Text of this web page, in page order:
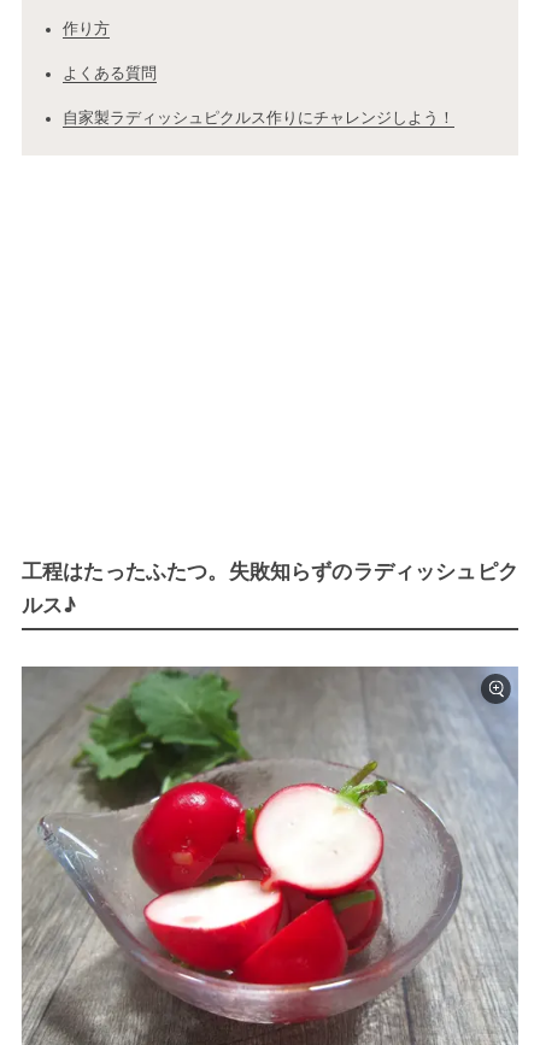
作り方
よくある質問
自家製ラディッシュピクルス作りにチャレンジしよう！
工程はたったふたつ。失敗知らずのラディッシュピク
ルス♪